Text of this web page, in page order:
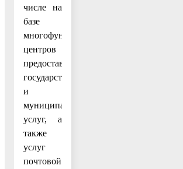
числе на
базе
многофункциональных
центров
предоставления
государственных
и
муниципальных
услуг, а
также
услуг
почтовой